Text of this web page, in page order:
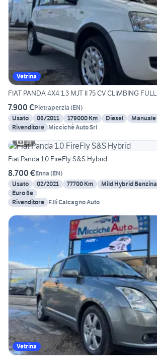
Vetrina
FIAT PANDA 4X4 1.3 MJT II 75 CV CLIMBING FULL
7.900 €Pietraperzia (EN)
Usato
06/2011 179000 Km Diesel Manuale
Rivenditore Miccichè Auto Srl
18
Fiat Panda 1.0 FireFly S&S Hybrid
8.700 €Enna (EN)
Usato
02/2021 77700 Km Mild Hybrid Benzina
Euro 6e
Rivenditore F.lli Calcagno Auto
Vetrina